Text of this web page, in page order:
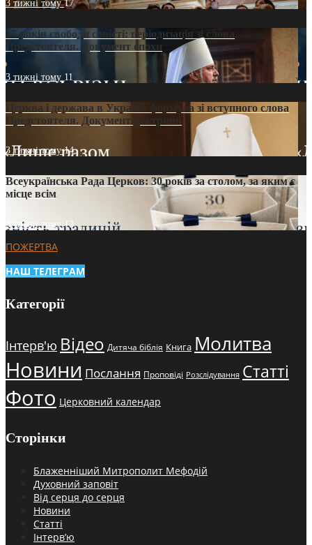
3 тижні тому17
35 років свободи совісті: періодизація зі слова
Предстоятеля. Документ епохи
3 тижні тому 11
Церква і держава в Україні: формула зі вступного слова
Предстоятеля. Документ доктрини
3 тижні тому14
Всеукраїнська Рада Церков: 30 років за столом, за яким є
місце всім
3 тижні тому13
ПОЖЕРТВА
НАШ ТЕЛЕГРАМ
Категорії
Інтерв'ю Відео Дитяча біблія Книга Молитва
Новини Послання Проповіді Розслідування Статті
Фото Церковний календар
Сторінки
Блаженніший Митрополит Мефодій
Духовний заповіт
Від серця до серця
Новини
Статті
Інтерв’ю